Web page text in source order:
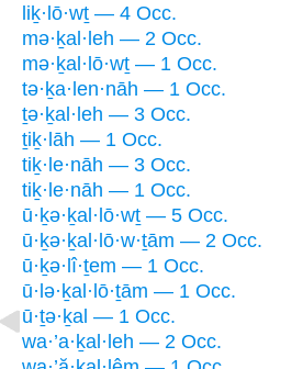
liḵ·lō·wṯ — 4 Occ.
mə·ḵal·leh — 2 Occ.
mə·ḵal·lō·wṯ — 1 Occ.
tə·ḵa·len·nāh — 1 Occ.
ṯə·ḵal·leh — 3 Occ.
ṯiḵ·lāh — 1 Occ.
tiḵ·le·nāh — 3 Occ.
tiḵ·le·nāh — 1 Occ.
ū·ḵə·ḵal·lō·wṯ — 5 Occ.
ū·ḵə·ḵal·lō·w·ṯām — 2 Occ.
ū·ḵə·lî·ṯem — 1 Occ.
ū·lə·ḵal·lō·ṯām — 1 Occ.
ū·ṯə·ḵal — 1 Occ.
wa·’a·ḵal·leh — 2 Occ.